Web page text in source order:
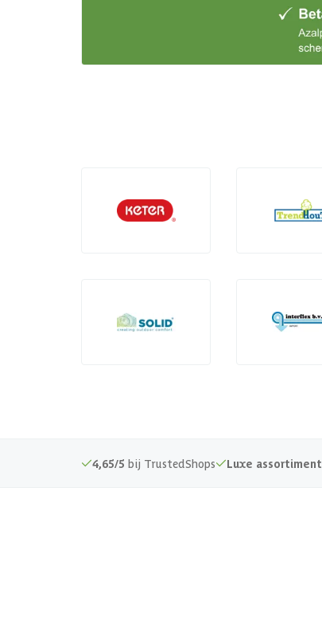
4,65/5 bij TrustedShops Luxe assortiment